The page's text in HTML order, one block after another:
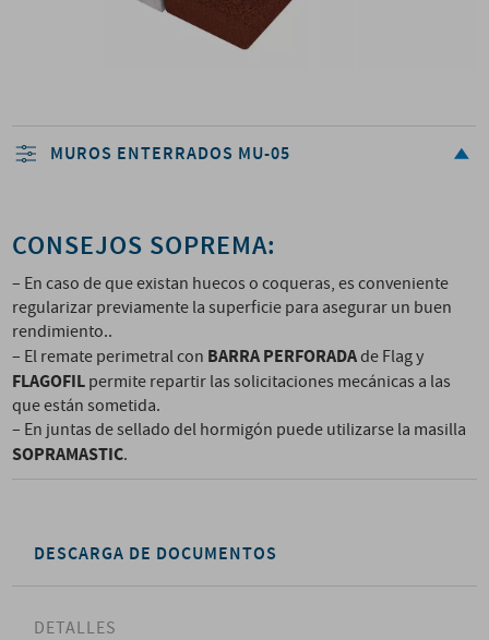
MUROS ENTERRADOS MU-05
CONSEJOS SOPREMA:
– En caso de que existan huecos o coqueras, es conveniente
regularizar previamente la superficie para asegurar un buen
rendimiento..
– El remate perimetral con BARRA PERFORADAde Flag y
FLAGOFILpermite repartir las solicitaciones mecánicas a las
que están sometida.
– En juntas de sellado del hormigón puede utilizarse la masilla
SOPRAMASTIC.
DESCARGA DE DOCUMENTOS
DETALLES